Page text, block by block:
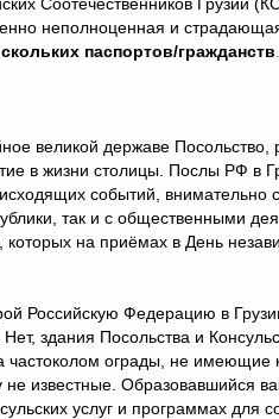
неполноценная и
паспортов/гражданств
великой державе Посольство,
в жизни столицы. Послы РФ в
событий,
так и с общественными
которых на приёмах в День
Российскую Федерацию в
здания Посольства и
частоколом ограды, не имеющие
известные. Образовавшийся
услуг и программах для